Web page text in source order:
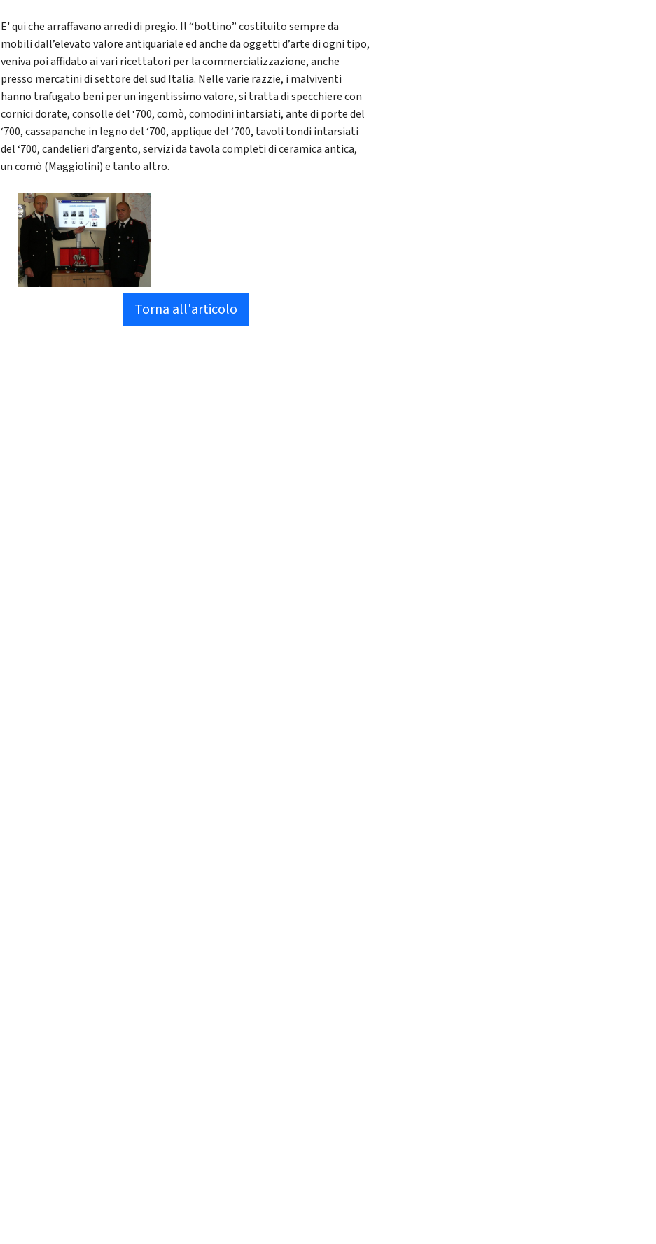
E' qui che arraffavano arredi di pregio. Il “bottino” costituito sempre da
mobili dall’elevato valore antiquariale ed anche da oggetti d’arte di ogni tipo,
veniva poi affidato ai vari ricettatori per la commercializzazione, anche
presso mercatini di settore del sud Italia. Nelle varie razzie, i malviventi
hanno trafugato beni per un ingentissimo valore, si tratta di specchiere con
cornici dorate, consolle del ‘700, comò, comodini intarsiati, ante di porte del
‘700, cassapanche in legno del ‘700, applique del ‘700, tavoli tondi intarsiati
del ‘700, candelieri d’argento, servizi da tavola completi di ceramica antica,
un comò (Maggiolini) e tanto altro.
Torna all'articolo